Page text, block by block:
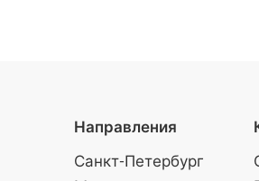
Направления
Санкт-Петербург